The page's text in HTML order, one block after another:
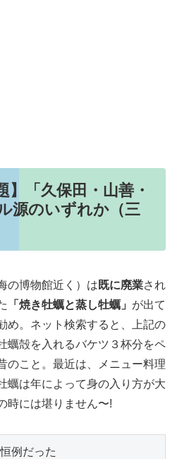
】「久保田・山善・
源のいずれか（三
の博物館近く）は 既に廃業され
「焼き牡蠣と蒸し牡蠣」 が出て
め。ネット検索すると、上記の
蠣殻を入れるバケツ３杯分をペ
のこと。最近は、メニュー料理
蠣は年によって身の入り方が大
時には堪りません〜!
例だった